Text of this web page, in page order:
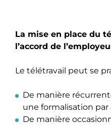
La mise en place du
l’accord de
Le télétravail peut se
De manière
une formalisation
De manière